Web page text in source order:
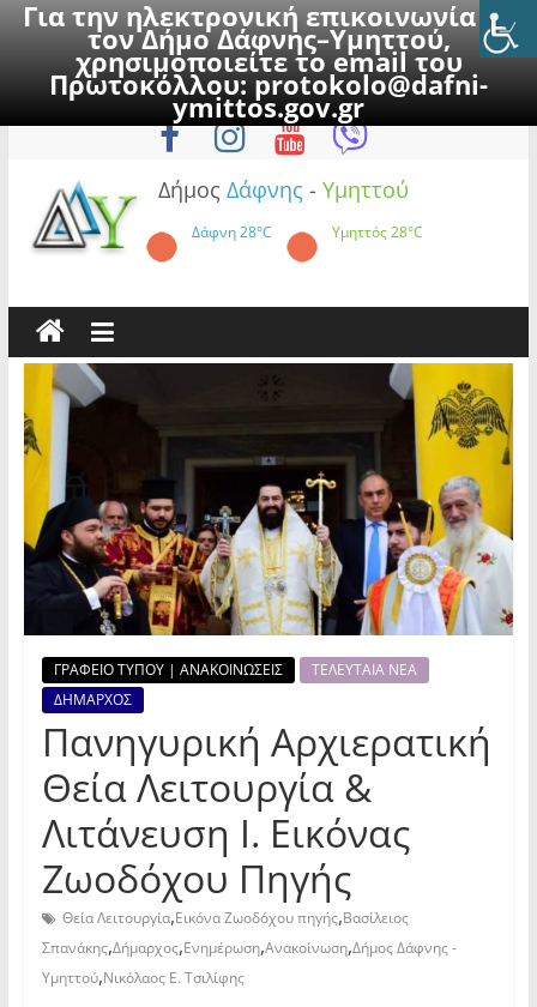
Για την ηλεκτρονική επικοινωνία με
τον Δήμο Δάφνης–Υμηττού,
χρησιμοποιείτε το email του
Πρωτοκόλλου:protokolo@dafni-
ymittos.gov.gr
to
Σάββατο, 8 Αυγούστου 2026
Δήμος Δάφνης - Υμηττού
Δάφνη28°C Υμηττός28°C
ΓΡΑΦΕΙΟ ΤΥΠΟΥ | ΑΝΑΚΟΙΝΩΣΕΙΣ
ΤΕΛΕΥΤΑΙΑ ΝΕΑ
ΔΗΜΑΡΧΟΣ
Πανηγυρική Αρχιερατική
Θεία Λειτουργία &
Λιτάνευση Ι. Εικόνας
Ζωοδόχου Πηγής
Θεία Λειτουργία,Εικόνα Ζωοδόχου πηγής,Βασίλειος
Σπανάκης,Δήμαρχος,Ενημέρωση,Ανακοίνωση,Δήμος Δάφνης -
Υμηττού,Νικόλαος Ε. Τσιλίφης